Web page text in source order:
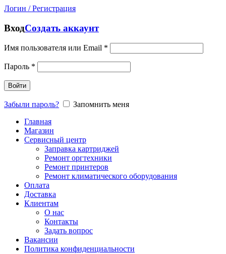
Логин / Регистрация
ВходСоздать аккаунт
Имя пользователя или Email *
Пароль *
Войти
Забыли пароль?
Запомнить меня
Главная
Магазин
Сервисный центр
Заправка картриджей
Ремонт оргтехники
Ремонт принтеров
Ремонт климатического оборудования
Оплата
Доставка
Клиентам
О нас
Контакты
Задать вопрос
Вакансии
Политика конфиденциальности